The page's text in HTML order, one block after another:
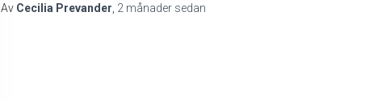
Av Cecilia Prevander 2 månadersedan